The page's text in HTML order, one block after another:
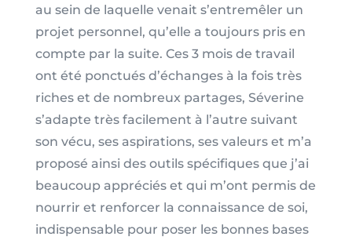
au sein de laquelle venait s’entremêler un
projet personnel, qu’elle a toujours pris en
compte par la suite. Ces 3 mois de travail
ont été ponctués d’échanges à la fois très
riches et de nombreux partages, Séverine
s’adapte très facilement à l’autre suivant
son vécu, ses aspirations, ses valeurs et m’a
proposé ainsi des outils spécifiques que j’ai
beaucoup appréciés et qui m’ont permis de
nourrir et renforcer la connaissance de soi,
indispensable pour poser les bonnes bases